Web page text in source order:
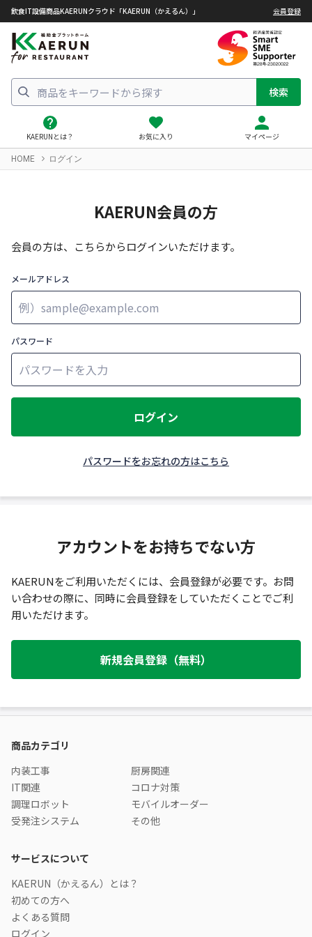
飲食IT設備商品KAERUNクラウド「KAERUN（かえるん）」 会員登録
検索
KAERUNとは？ お気に入り マイページ
HOME ログイン
KAERUN会員の方
会員の方は、こちらからログインいただけます。
メールアドレス
パスワード
ログイン
パスワードをお忘れの方はこちら
アカウントをお持ちでない方
KAERUNをご利用いただくには、会員登録が必要です。お問
い合わせの際に、同時に会員登録をしていただくことでご利
用いただけます。
新規会員登録（無料）
商品カテゴリ
内装工事
厨房関連
IT関連
コロナ対策
調理ロボット
モバイルオーダー
受発注システム
その他
サービスについて
KAERUN（かえるん）とは？
初めての方へ
よくある質問
ログイン